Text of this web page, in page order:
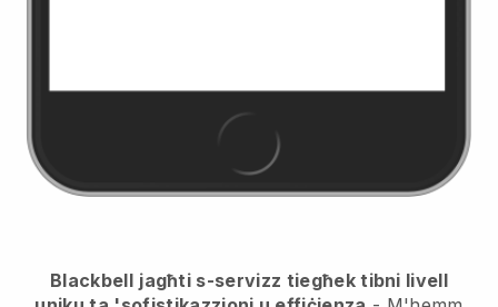
Blackbell jagħti s-servizz tiegħek tibni livell